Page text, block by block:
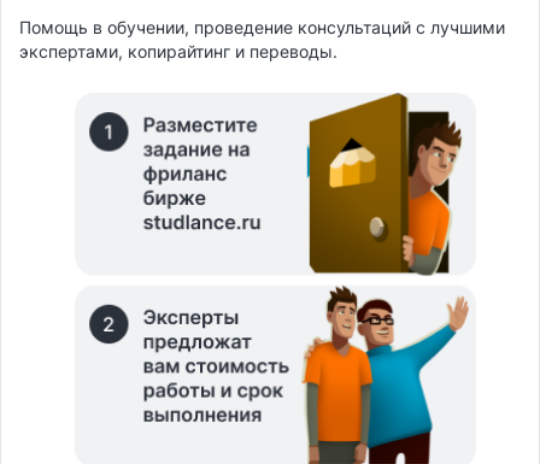
Помощь в обучении, проведение консультаций с лучшими
экспертами, копирайтинг и переводы.